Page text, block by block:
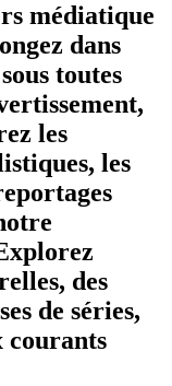
médiatique
dans
toutes
les
les
des
de séries,
courants